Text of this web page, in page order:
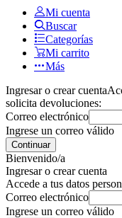
Mi cuenta
Buscar
Categorías
Mi carrito
Más
Ingresar o crear cuenta
solicita devoluciones:
Correo electrónico
Ingrese un correo válido
Continuar
Bienvenido/a
Ingresar o crear cuenta
Accede a tus datos
Correo electrónico
Ingrese un correo válido